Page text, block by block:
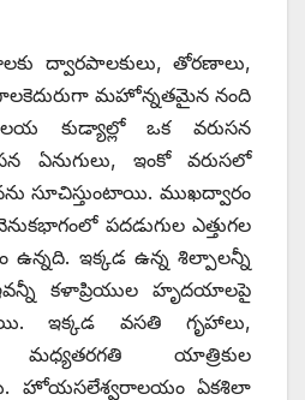
ద్వారపాలకులు, తోరణాలు,
మహోన్నతమైన నంది
కుడ్యాల్లో ఒక వరుసన
ఏనుగులు, ఇంకో వరుసలో
సూచిస్తుంటాయి. ముఖద్వారం
పదడుగుల ఎత్తుగల
ఉన్నది. ఇక్కడ ఉన్న శిల్పాలన్నీ
కళాప్రియుల హృదయాలపై
ఇక్కడ వసతి గృహాలు,
మధ్యతరగతి యాత్రికుల
హోయసలేశ్వరాలయం ఏకశిలా